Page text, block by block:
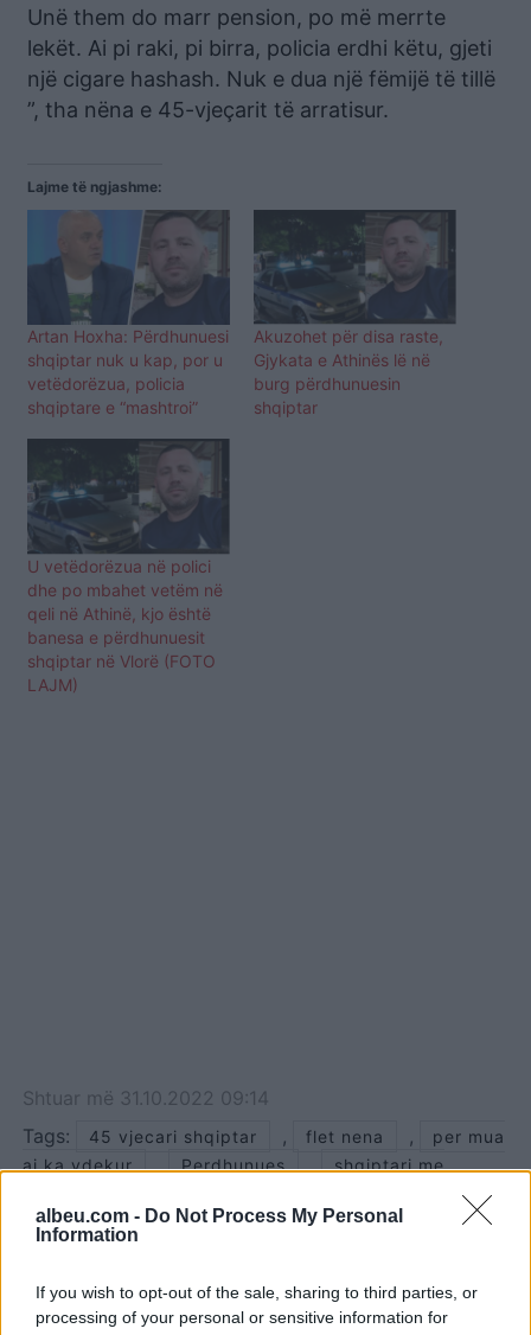
albeu.com - Do Not Process My Personal
Information
If you wish to opt-out of the sale, sharing to third parties, or
processing of your personal or sensitive information for
Unë them do marr pension, po më merrte
lekët. Ai pi raki, pi birra, policia erdhi këtu, gjeti
një cigare hashash. Nuk e dua një fëmijë të tillë
”, tha nëna e 45-vjeçarit të arratisur.
Lajme të ngjashme:
Artan Hoxha: Përdhunuesi
shqiptar nuk u kap, por u
vetëdorëzua, policia
shqiptare e “mashtroi”
Akuzohet për disa raste,
Gjykata e Athinës lë në
burg përdhunuesin
shqiptar
U vetëdorëzua në polici
dhe po mbahet vetëm në
qeli në Athinë, kjo është
banesa e përdhunuesit
shqiptar në Vlorë (FOTO
LAJM)
Shtuar më 31.10.2022 09:14
Tags:
45 vjecari shqiptar , flet nena ,
per mua
ai ka vdekur
, Perdhunues ,
shqiptari me